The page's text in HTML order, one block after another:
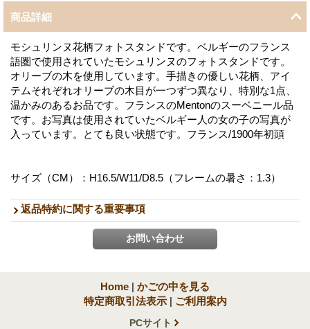
商品詳細
モシュリンヌ花柄フォトスタンドです。ベルギーのフランス
語圏で使用されていたモシュリンヌのフォトスタンドです。
オリーブの木を使用しています。手描きの優しい花柄、アイ
テムそれぞれオリーブの木目が一つずつ異なり、特別な1点、
温かみのあるお品です。フランスのMentonのスーベニール品
です。お写真は使用されていたベルギー人の女の子の写真が
入っています。とても良い状態です。フランス/1900年初頭
サイズ（CM）：H16.5/W11/D8.5（フレームの暑さ：1.3）
返品特約に関する重要事項
Home | かごの中を見る
特定商取引法表示 | ご利用案内
PCサイト